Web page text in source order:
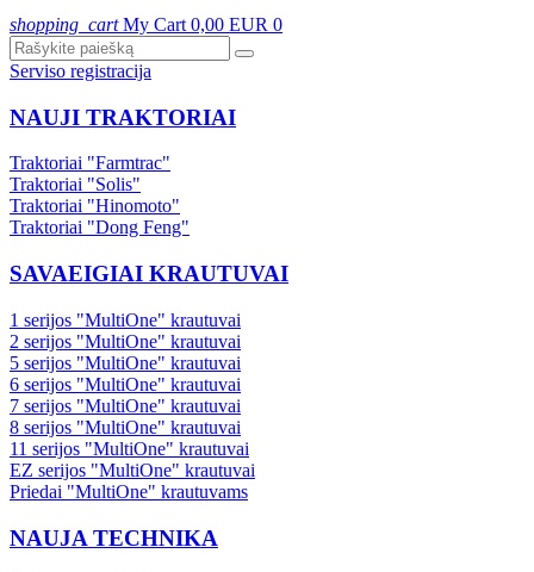
shopping_cart My Cart 0,00 EUR 0
Serviso registracija
NAUJI TRAKTORIAI
Traktoriai "Farmtrac"
Traktoriai "Solis"
Traktoriai "Hinomoto"
Traktoriai "Dong Feng"
SAVAEIGIAI KRAUTUVAI
1 serijos "MultiOne" krautuvai
2 serijos "MultiOne" krautuvai
5 serijos "MultiOne" krautuvai
6 serijos "MultiOne" krautuvai
7 serijos "MultiOne" krautuvai
8 serijos "MultiOne" krautuvai
11 serijos "MultiOne" krautuvai
EZ serijos "MultiOne" krautuvai
Priedai "MultiOne" krautuvams
NAUJA TECHNIKA